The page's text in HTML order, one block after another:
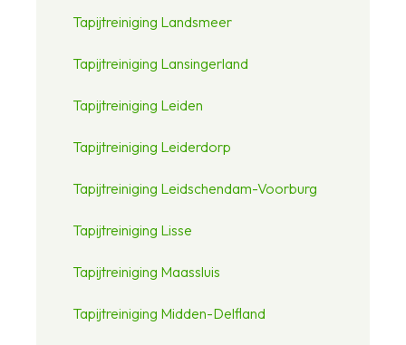
Tapijtreiniging Landsmeer
Tapijtreiniging Lansingerland
Tapijtreiniging Leiden
Tapijtreiniging Leiderdorp
Tapijtreiniging Leidschendam-Voorburg
Tapijtreiniging Lisse
Tapijtreiniging Maassluis
Tapijtreiniging Midden-Delfland